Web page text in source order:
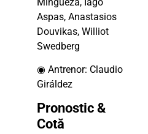
Aspas, Anastasios
Douvikas, Williot
Swedberg
◉ Antrenor: Claudio
Giráldez
Pronostic &
Cotă